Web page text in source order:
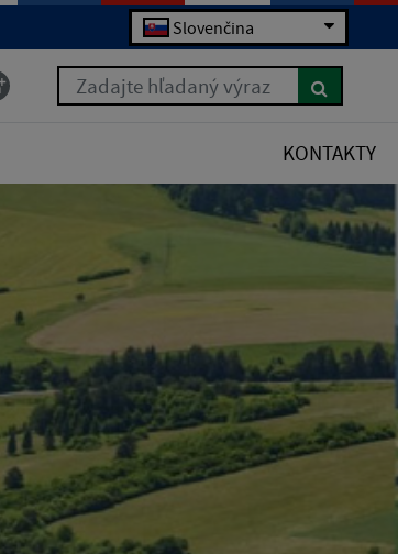
Slovenčina
Zadajte hľadaný výraz
KONTAKTY